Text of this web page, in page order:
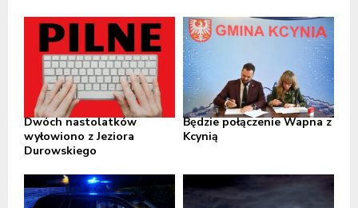
Dwóch nastolatków
wyłowiono z Jeziora
Durowskiego
Będzie połączenie Wapna z
Kcynią